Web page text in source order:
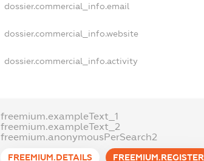
dossier.commercial_info.email
dossier.commercial_info.website
dossier.commercial_info.activity
freemium.exampleText_1
freemium.exampleText_2
freemium.anonymousPerSearch2
FREEMIUM.DETAILS FREEMIUM.REGISTER